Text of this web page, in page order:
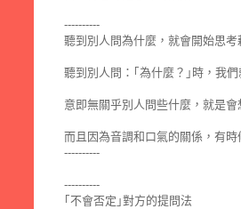
----------
聽到別人問為什麼，就會開始思考
聽到別人問：｢為什麼？｣時，我們
意即無關乎別人問些什麼，就是會
而且因為音調和口氣的關係，有
----------
----------
｢不會否定｣對方的提問法